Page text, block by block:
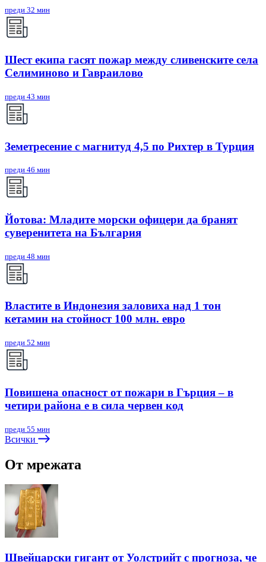
преди 32 мин
Шест екипа гасят пожар между сливенските села
Селиминово и Гавраилово
преди 43 мин
Земетресение с магнитуд 4,5 по Рихтер в Турция
преди 46 мин
Йотова: Младите морски офицери да бранят
суверенитета на България
преди 48 мин
Властите в Индонезия заловиха над 1 тон
кетамин на стойност 100 млн. евро
преди 52 мин
Повишена опасност от пожари в Гърция – в
четири района е в сила червен код
преди 55 мин
Всички
От мрежата
Швейцарски гигант от Уолстрийт с прогноза, че